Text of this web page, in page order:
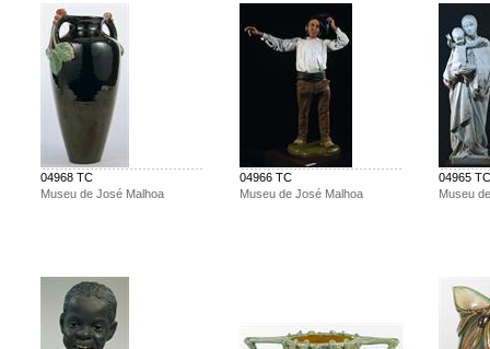
04968 TC
Museu de José Malhoa
04966 TC
Museu de José Malhoa
04965 TC
Museu